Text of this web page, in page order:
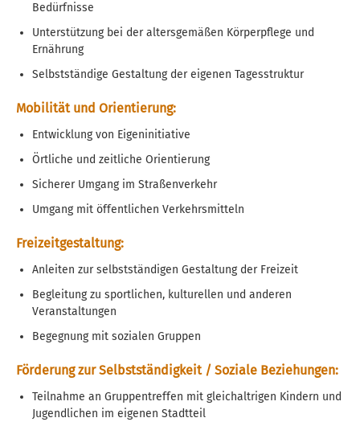
Bedürfnisse
Unterstützung bei der altersgemäßen Körperpflege und
Ernährung
Selbstständige Gestaltung der eigenen Tagesstruktur
Mobilität und Orientierung:
Entwicklung von Eigeninitiative
Örtliche und zeitliche Orientierung
Sicherer Umgang im Straßenverkehr
Umgang mit öffentlichen Verkehrsmitteln
Freizeitgestaltung:
Anleiten zur selbstständigen Gestaltung der Freizeit
Begleitung zu sportlichen, kulturellen und anderen
Veranstaltungen
Begegnung mit sozialen Gruppen
Förderung zur Selbstständigkeit / Soziale Beziehungen:
Teilnahme an Gruppentreffen mit gleichaltrigen Kindern und
Jugendlichen im eigenen Stadtteil